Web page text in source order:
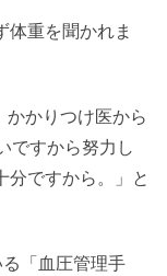
体重を聞かれま
かりつけ医から
ですから努力し
分ですから。」と
「血圧管理手